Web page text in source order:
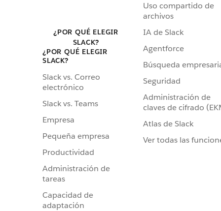
¿POR QUÉ ELEGIR
SLACK?
¿POR QUÉ ELEGIR
SLACK?
Slack vs. Correo
electrónico
Slack vs. Teams
Empresa
Pequeña empresa
Productividad
Administración de
tareas
Capacidad de
adaptación
Uso compartido de
archivos
IA de Slack
Agentforce
Búsqueda
Seguridad
Administración de
claves de cifrado
Atlas de Slack
Ver todas las